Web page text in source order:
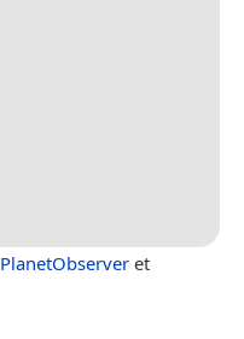
PlanetObserver et